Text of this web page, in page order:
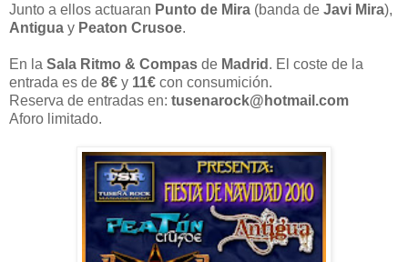
Junto a ellos actuaran Punto de Mira (banda de Javi Mira),
Antigua y Peaton Crusoe.
En la Sala Ritmo & Compas de Madrid . El coste de la
entrada es de 8€ y 11€ con consumición.
Reserva de entradas en: tusenarock@hotmail.com
Aforo limitado.